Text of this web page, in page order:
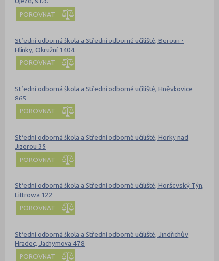
POROVNAT
Střední odborná škola a Střední odborné učiliště, Beroun -
Hlinky, Okružní 1404
POROVNAT
Střední odborná škola a Střední odborné učiliště, Hněvkovice
865
POROVNAT
Střední odborná škola a Střední odborné učiliště, Horky nad
Jizerou 35
POROVNAT
Střední odborná škola a Střední odborné učiliště, Horšovský Týn,
Littrowa 122
POROVNAT
Střední odborná škola a Střední odborné učiliště, Jindřichův
Hradec, Jáchymova 478
POROVNAT